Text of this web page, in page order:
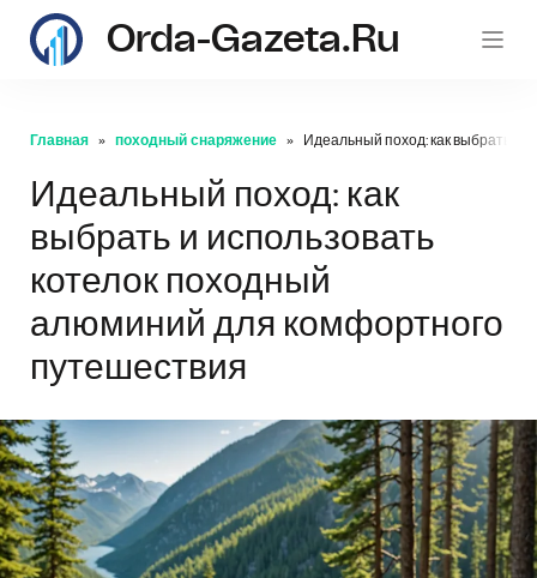
Orda-Gazeta.ru
Главная походный снаряжение Идеальный поход: как выбрать и
Идеальный поход: как
выбрать и использовать
котелок походный
алюминий для комфортного
путешествия